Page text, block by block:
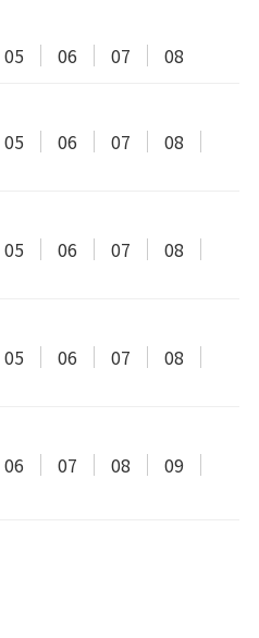
05 06 07 08
05 06 07
08
05 06 07
08
05 06 07
08
06 07 08
09